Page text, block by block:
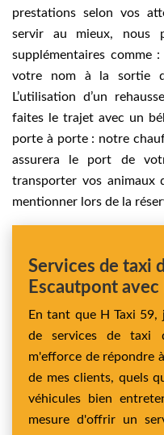
prestations selon vos
servir au mieux, nous
supplémentaires comme
votre nom à la sortie
L’utilisation d’un
faites le trajet avec un
porte à porte : notre
assurera le port de
transporter vos animaux
mentionner lors de la
Services de taxi
Escautpont avec
En tant que H Taxi
de services de taxi
m'efforce de répondre
de mes clients, quels
véhicules bien
mesure d'offrir un